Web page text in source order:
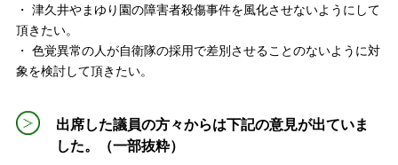
・ 津久井やまゆり園の障害者殺傷事件を風化させないようにして
頂きたい。
・ 色覚異常の人が自衛隊の採用で差別させることのないように対
象を検討して頂きたい。
出席した議員の方々からは下記の意見が出ていま
した。（一部抜粋）